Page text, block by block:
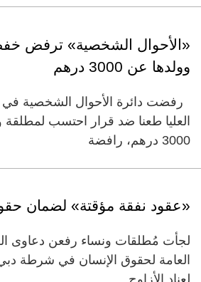
‏«الأحوال الشخصية» ترفض
وولدها عن 3000 درهم
رفضت دائرة الأحوال الشخصية في
العليا طعنا ضد قرار احتسب لمطلقة
3000 درهم، رافضة
«عقود نفقة مؤقتة» لضمان
لجأت مُطلقات ونساء رفعن دعاوى
العامة لحقوق الإنسان في شرطة
لعناد الأزاوج